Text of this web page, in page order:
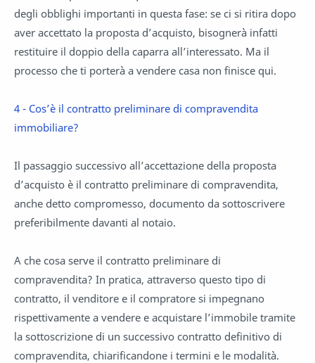
degli obblighi importanti in questa fase: se ci si ritira dopo
aver accettato la proposta d’acquisto, bisognerà infatti
restituire il doppio della caparra all’interessato. Ma il
processo che ti porterà a vendere casa non finisce qui.
4 - Cos’è il contratto preliminare di compravendita
immobiliare?
Il passaggio successivo all’accettazione della proposta
d’acquisto è il contratto preliminare di compravendita,
anche detto compromesso, documento da sottoscrivere
preferibilmente davanti al notaio.
A che cosa serve il contratto preliminare di
compravendita? In pratica, attraverso questo tipo di
contratto, il venditore e il compratore si impegnano
rispettivamente a vendere e acquistare l’immobile tramite
la sottoscrizione di un successivo contratto definitivo di
compravendita, chiarificandone i termini e le modalità.